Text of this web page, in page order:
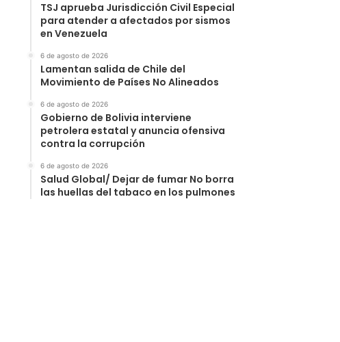
TSJ aprueba Jurisdicción Civil Especial
para atender a afectados por sismos
en Venezuela
6 de agosto de 2026
Lamentan salida de Chile del
Movimiento de Países No Alineados
6 de agosto de 2026
Gobierno de Bolivia interviene
petrolera estatal y anuncia ofensiva
contra la corrupción
6 de agosto de 2026
Salud Global/ Dejar de fumar No borra
las huellas del tabaco en los pulmones